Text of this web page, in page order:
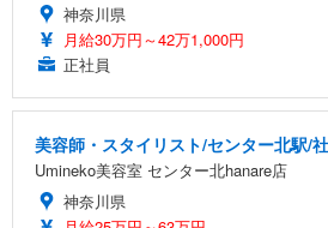
神奈川県
月給30万円～42万1,000円
正社員
美容師・スタイリスト/センター北駅/
Umineko美容室 センター北hanare店
神奈川県